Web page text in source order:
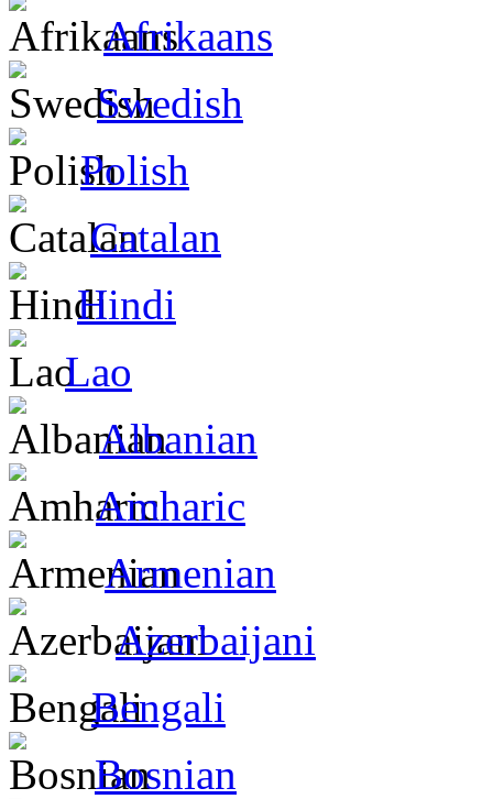
Afrikaans
Swedish
Polish
Catalan
Hindi
Lao
Albanian
Amharic
Armenian
Azerbaijani
Bengali
Bosnian